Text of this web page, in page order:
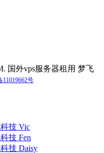
国外vps服务器租用 梦飞
11019662号
技 Vic
技 Fen
技 Daisy